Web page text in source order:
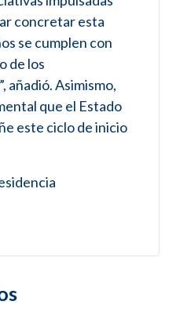
concretar esta
se cumplen con
de los
añadió. Asimismo,
que el Estado
este ciclo de inicio